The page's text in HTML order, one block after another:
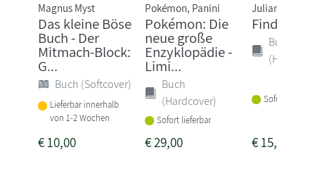
Magnus Myst
Das kleine Böse
Buch - Der
Mitmach-Block:
G...
Buch (Softcover)
Lieferbar innerhalb
von 1-2 Wochen
€10,00
Pokémon, Panini
Pokémon: Die
neue große
Enzyklopädie -
Limi...
Buch
(Hardcover)
Sofort lieferbar
€29,00
Julian Press
Finde den
Buch
Sofort
€15,00